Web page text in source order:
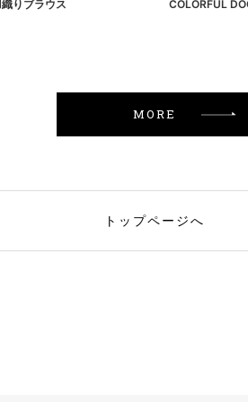
りブラウス COLORFUL
MORE
トップページへ